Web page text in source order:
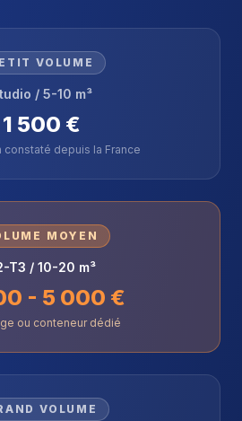
VOLUME
/ 5-10 m³
1 500 €
constaté depuis la France
MOYEN
T3 / 10-20 m³
- 5 000 €
ou conteneur dédié
VOLUME